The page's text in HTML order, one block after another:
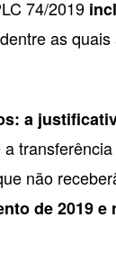
74/2019
as
a
não
de 2019